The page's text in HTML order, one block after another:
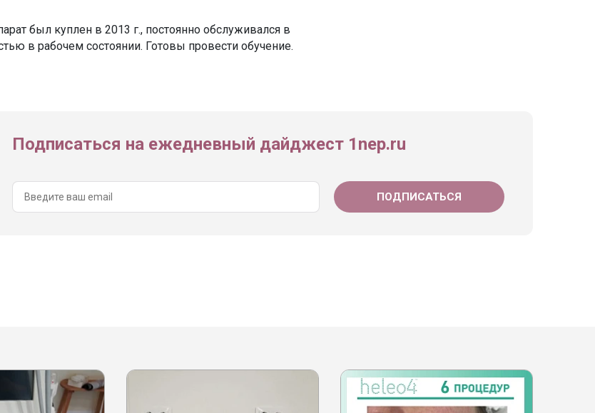
был куплен в 2013 г., постоянно обслуживался в
в рабочем состоянии. Готовы провести обучение.
Подписаться на ежедневный дайджест 1nep.ru